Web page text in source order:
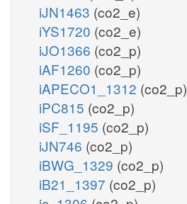
iJN1463 (co2_e)
iYS1720 (co2_e)
iJO1366 (co2_p)
iAF1260 (co2_p)
iAPECO1_1312 (co2_p)
iPC815 (co2_p)
iSF_1195 (co2_p)
iJN746 (co2_p)
iBWG_1329 (co2_p)
iB21_1397 (co2_p)